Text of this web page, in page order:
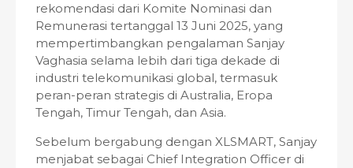
rekomendasi dari Komite Nominasi dan
Remunerasi tertanggal 13 Juni 2025, yang
mempertimbangkan pengalaman Sanjay
Vaghasia selama lebih dari tiga dekade di
industri telekomunikasi global, termasuk
peran-peran strategis di Australia, Eropa
Tengah, Timur Tengah, dan Asia.
Sebelum bergabung dengan XLSMART, Sanjay
menjabat sebagai Chief Integration Officer di